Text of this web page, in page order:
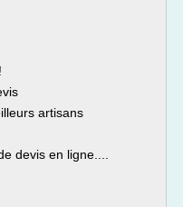
artisans
devis en ligne....